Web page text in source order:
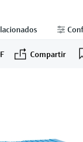
Compartir